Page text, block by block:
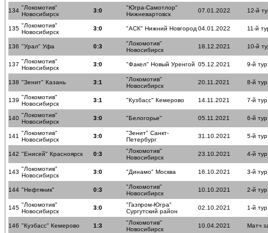
134 "Локомотив"
Новосибирск
3:0
"Югра-Самотлор"
Нижневартовск
07.01.2022 12-й
135 "Локомотив"
Новосибирск
3:0 "АСК" Нижний Новгород 04.01.2022 11-й
136 "Урал" Уфа 0:3
"Локомотив"
Новосибирск
18.12.2021 10-й
137 "Локомотив"
Новосибирск
3:0 "Факел" Новый Уренгой 05.12.2021 9-й тур
138 "Зенит" Казань 3:1
"Локомотив"
Новосибирск
20.11.2021 8-й тур
139 "Локомотив"
Новосибирск
3:1 "Кузбасс" Кемерово 14.11.2021 7-й тур
140 "Локомотив"
Новосибирск
3:0 "Белогорье" 05.11.2021 6-й тур
141 "Локомотив"
Новосибирск
3:0
"Зенит" Санкт-
Петербург
31.10.2021 5-й тур
142 "Енисей" Красноярск 0:3
"Локомотив"
Новосибирск
23.10.2021 4-й тур
143 "Локомотив"
Новосибирск
3:0 "Динамо" Москва 16.10.2021 3-й тур
144 "Нефтяник" 0:3
"Локомотив"
Новосибирск
10.10.2021 2-й тур
145 "Локомотив"
Новосибирск
3:0
"Газпром-Югра"
Сургутский район
02.10.2021 1-й тур
146 "Кузбасс" Кемерово 1:3
"Локомотив"
Новосибирск
10.04.2021 Матч